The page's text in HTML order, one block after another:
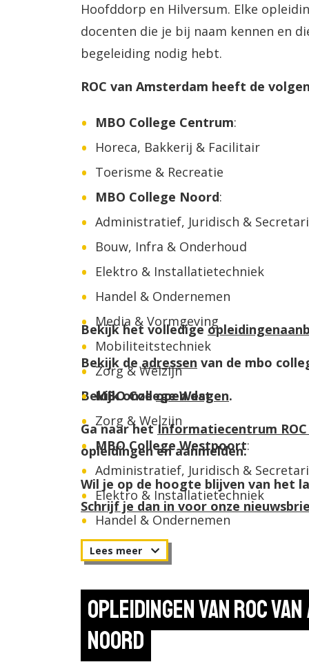
Hoofddorp en Hilversum. Elke
docenten die je bij naam kennen en
begeleiding nodig hebt.
ROC van Amsterdam heeft de
MBO College Centrum:
Horeca, Bakkerij & Facilitair
Toerisme & Recreatie
MBO College Noord:
Administratief, Juridisch &
Bouw, Infra & Onderhoud
Elektro & Installatietechniek
Handel & Ondernemen
Media & Vormgeving
Mobiliteitstechniek
Zorg & Welzijn
MBO College West:
Zorg & Welzijn
MBO College Westpoort:
Administratief, Juridisch &
Elektro & Installatietechniek
Handel & Ondernemen
Maintenance & Onderhoudstechniek
Metaal & Mechatronica
Mobiliteitstechniek
Rail
Technology, Engineering & Design
Bekijk het volledige
Bekijk deadressen van de mbo
Bekijk onzeopen dagen.
Ga naar hetInformatiecentrum
opleidingen en aanmelden.
Wil je op de hoogte blijven van het
Schrijf je dan in voor onze
Opleidingen van ROC
Noord